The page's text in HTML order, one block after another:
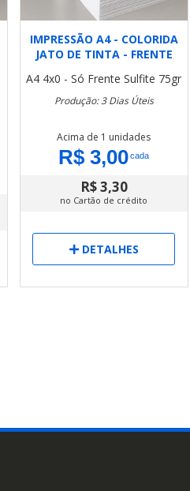
IMPRESSÃO A4 - COLORIDA
JATO DE TINTA - FRENTE
A4 4x0 - Só Frente Sulfite 75gr
Produção: 3 Dias Úteis
Acima de 1 unidades
R$ 3,00cada
R$ 3,30
no Cartão de crédito
DETALHES